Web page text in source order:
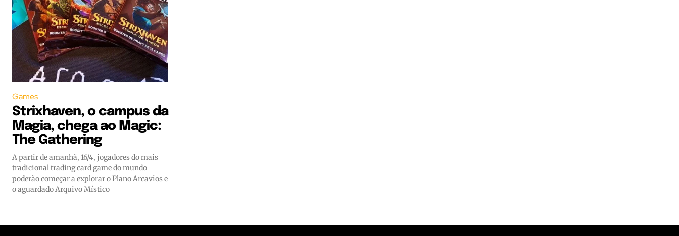
Games
Strixhaven, o campus da
Magia, chega ao Magic:
The Gathering
A partir de amanhã, 16/4, jogadores do mais
tradicional trading card game do mundo
poderão começar a explorar o Plano Arcavios e
o aguardado Arquivo Místico